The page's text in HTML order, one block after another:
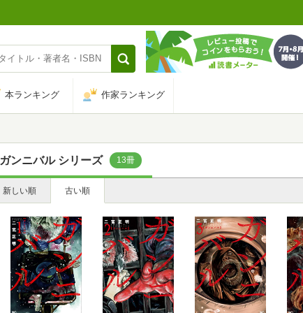
本ランキング 作家ランキング
ガンニバル シリーズ 13冊
新しい順 古い順